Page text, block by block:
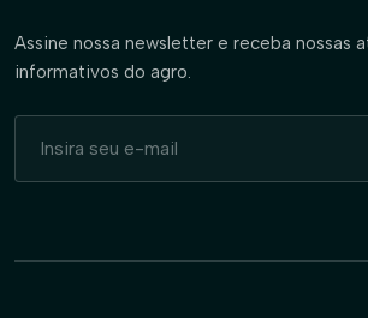
Assine nossa newsletter e receba nossas
informativos do agro.